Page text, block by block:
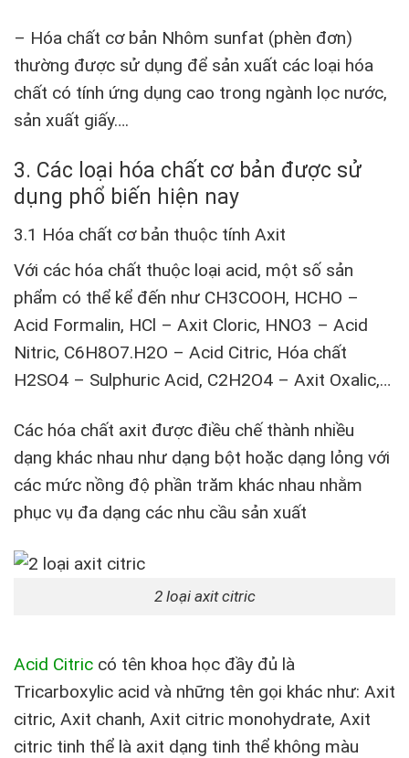
– Hóa chất cơ bản Nhôm sunfat (phèn đơn)
thường được sử dụng để sản xuất các loại hóa
chất có tính ứng dụng cao trong ngành lọc nước,
sản xuất giấy….
3. Các loại hóa chất cơ bản được sử
dụng phổ biến hiện nay
3.1 Hóa chất cơ bản thuộc tính Axit
Với các hóa chất thuộc loại acid, một số sản
phẩm có thể kể đến như CH3COOH, HCHO –
Acid Formalin, HCl – Axit Cloric, HNO3 – Acid
Nitric, C6H8O7.H2O – Acid Citric, Hóa chất
H2SO4 – Sulphuric Acid, C2H2O4 – Axit Oxalic,…
Các hóa chất axit được điều chế thành nhiều
dạng khác nhau như dạng bột hoặc dạng lỏng với
các mức nồng độ phần trăm khác nhau nhằm
phục vụ đa dạng các nhu cầu sản xuất
2 loại axit citric
Acid Citric có tên khoa học đầy đủ là
Tricarboxylic acid và những tên gọi khác như: Axit
citric, Axit chanh, Axit citric monohydrate, Axit
citric tinh thể là axit dạng tinh thể không màu